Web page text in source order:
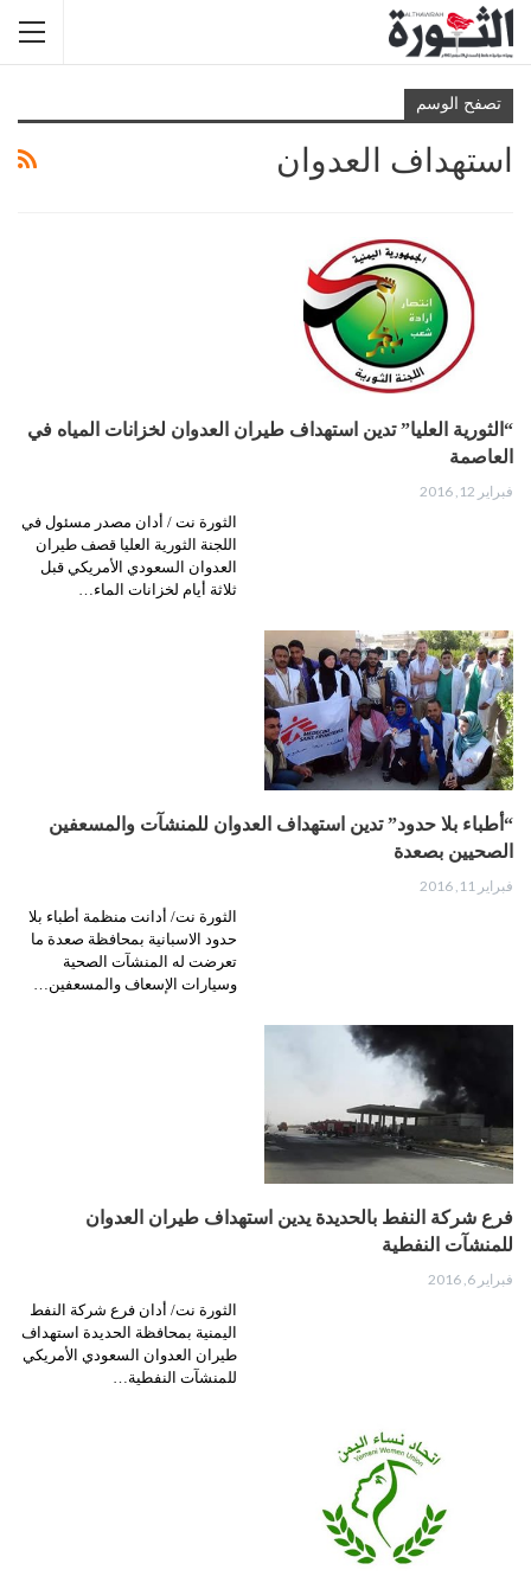
تصفح الوسم
استهداف العدوان
“الثورية العليا” تدين استهداف طيران العدوان لخزانات المياه في
العاصمة
فبراير 12, 2016
الثورة نت / أدان مصدر مسئول في
اللجنة الثورية العليا قصف طيران
العدوان السعودي الأمريكي قبل
ثلاثة أيام لخزانات الماء…
“أطباء بلا حدود” تدين استهداف العدوان للمنشآت والمسعفين
الصحيين بصعدة
فبراير 11, 2016
الثورة نت/ أدانت منظمة أطباء بلا
حدود الاسبانية بمحافظة صعدة ما
تعرضت له المنشآت الصحية
وسيارات الإسعاف والمسعفين…
فرع شركة النفط بالحديدة يدين استهداف طيران العدوان
للمنشآت النفطية
فبراير 6, 2016
الثورة نت/ أدان فرع شركة النفط
اليمنية بمحافظة الحديدة استهداف
طيران العدوان السعودي الأمريكي
للمنشآت النفطية…